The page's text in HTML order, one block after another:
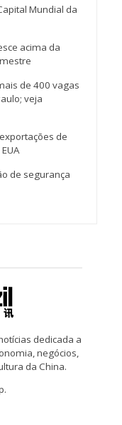
Mundial da
acima da
de 400 vagas
veja
de
de segurança
dedicada a
negócios,
da China.